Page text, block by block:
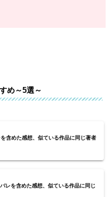
め～5選～
含めた感想、似ている作品に同じ著者
レを含めた感想、似ている作品に同じ